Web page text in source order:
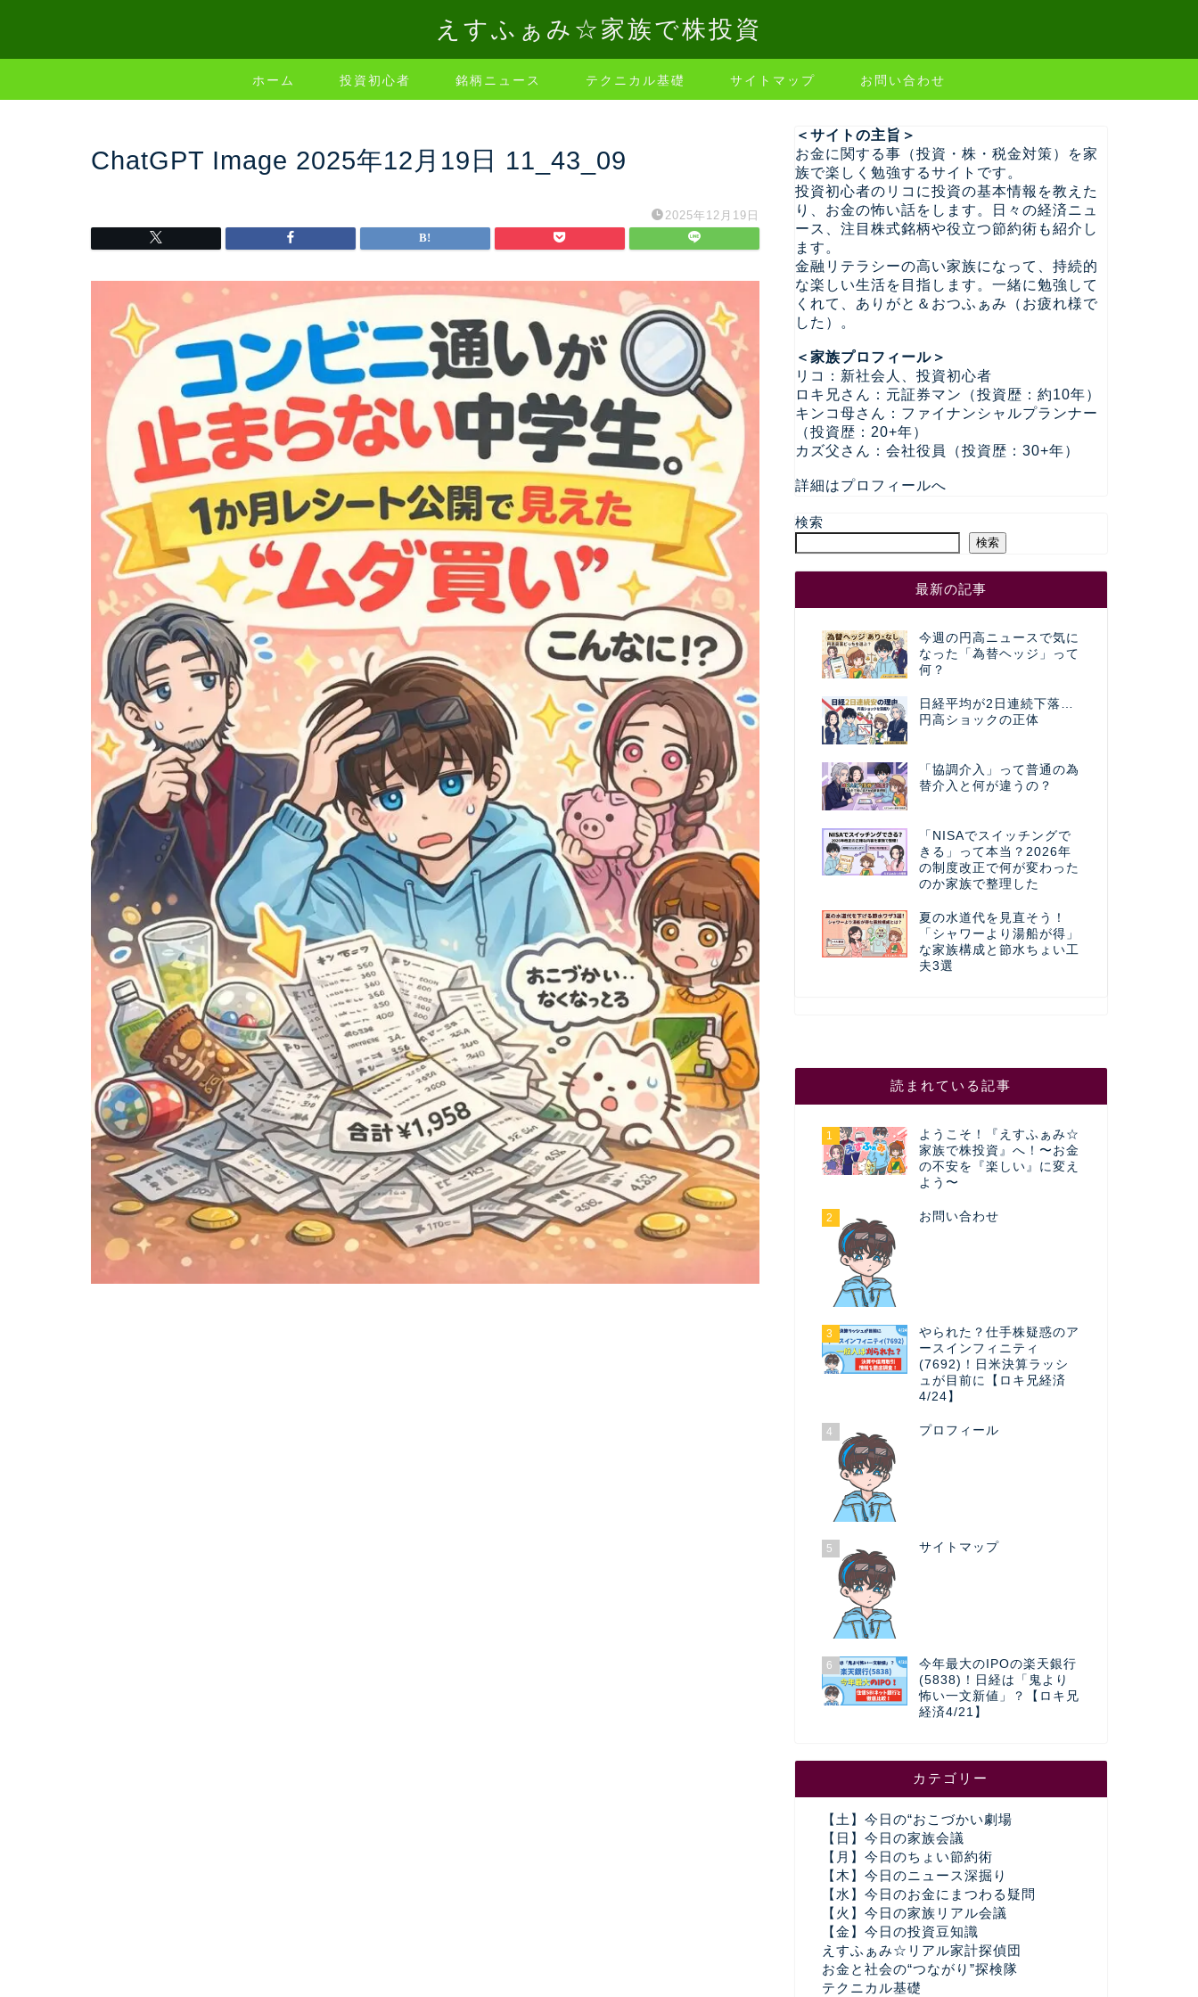
えすふぁみ☆家族で株投資
ホーム 投資初心者 銘柄ニュース テクニカル基礎 サイトマップ お問い合わせ
ChatGPT Image 2025年12月19日 11_43_09
2025年12月19日
＜サイトの主旨＞
お金に関する事（投資・株・税金対策）を家
族で楽しく勉強するサイトです。
投資初心者のリコに投資の基本情報を教えた
り、お金の怖い話をします。日々の経済ニュ
ース、注目株式銘柄や役立つ節約術も紹介し
ます。
金融リテラシーの高い家族になって、持続的
な楽しい生活を目指します。一緒に勉強して
くれて、ありがと＆おつふぁみ（お疲れ様で
した）。
＜家族プロフィール＞
リコ：新社会人、投資初心者
ロキ兄さん：元証券マン（投資歴：約10年）
キンコ母さん：ファイナンシャルプランナー
（投資歴：20+年）
カズ父さん：会社役員（投資歴：30+年）
詳細はプロフィールへ
検索
検索
最新の記事
今週の円高ニュースで気に
なった「為替ヘッジ」って
何？
日経平均が2日連続下落…
円高ショックの正体
「協調介入」って普通の為
替介入と何が違うの？
「NISAでスイッチングで
きる」って本当？2026年
の制度改正で何が変わった
のか家族で整理した
夏の水道代を見直そう！
「シャワーより湯船が得」
な家族構成と節水ちょい工
夫3選
読まれている記事
1
ようこそ！『えすふぁみ☆
家族で株投資』へ！〜お金
の不安を『楽しい』に変え
よう〜
2 お問い合わせ
3
やられた？仕手株疑惑のア
ースインフィニティ
(7692)！日米決算ラッシ
ュが目前に【ロキ兄経済
4/24】
4 プロフィール
5 サイトマップ
6
今年最大のIPOの楽天銀行
(5838)！日経は「鬼より
怖い一文新値」？【ロキ兄
経済4/21】
カテゴリー
【土】今日の“おこづかい劇場
【日】今日の家族会議
【月】今日のちょい節約術
【木】今日のニュース深掘り
【水】今日のお金にまつわる疑問
【火】今日の家族リアル会議
【金】今日の投資豆知識
えすふぁみ☆リアル家計探偵団
お金と社会の“つながり”探検隊
テクニカル基礎